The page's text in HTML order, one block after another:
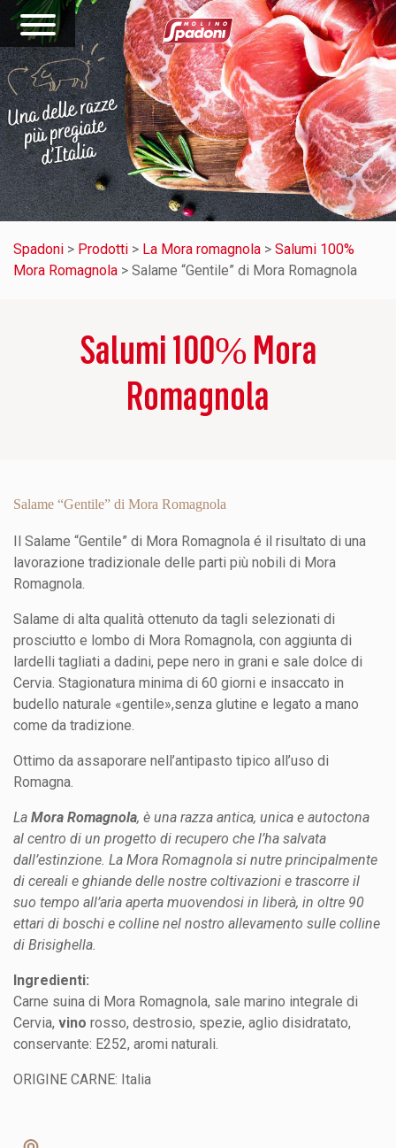
Spadoni > Prodotti > La Mora romagnola > Salumi 100%
Mora Romagnola > Salame “Gentile” di Mora Romagnola
Salumi 100% Mora
Romagnola
Salame “Gentile” di Mora Romagnola
Il Salame “Gentile” di Mora Romagnola é il risultato di una
lavorazione tradizionale delle parti più nobili di Mora
Romagnola.
Salame di alta qualità ottenuto da tagli selezionati di
prosciutto e lombo di Mora Romagnola, con aggiunta di
lardelli tagliati a dadini, pepe nero in grani e sale dolce di
Cervia. Stagionatura minima di 60 giorni e insaccato in
budello naturale «gentile»,senza glutine e legato a mano
come da tradizione.
Ottimo da assaporare nell’antipasto tipico all’uso di
Romagna.
La Mora Romagnola, è una razza antica, unica e autoctona
al centro di un progetto di recupero che l’ha salvata
dall’estinzione. La Mora Romagnola si nutre principalmente
di cereali e ghiande delle nostre coltivazioni e trascorre il
suo tempo all’aria aperta muovendosi in liberà, in oltre 90
ettari di boschi e colline nel nostro allevamento sulle colline
di Brisighella.
Ingredienti:
Carne suina di Mora Romagnola, sale marino integrale di
Cervia, vino rosso, destrosio, spezie, aglio disidratato,
conservante: E252, aromi naturali.
ORIGINE CARNE: Italia